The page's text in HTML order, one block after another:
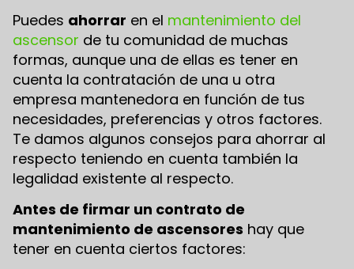
Puedes ahorrar en el mantenimiento del
ascensor de tu comunidad de muchas
formas, aunque una de ellas es tener en
cuenta la contratación de una u otra
empresa mantenedora en función de tus
necesidades, preferencias y otros factores.
Te damos algunos consejos para ahorrar al
respecto teniendo en cuenta también la
legalidad existente al respecto.
Antes de firmar un contrato de
mantenimiento de ascensores hay que
tener en cuenta ciertos factores: